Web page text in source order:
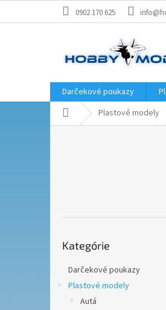
0902 170 625
Darčekové poukazy
DomovPlastové modely
kategórie
Kategórie
Darčekové poukazy
Plastové modely
Autá